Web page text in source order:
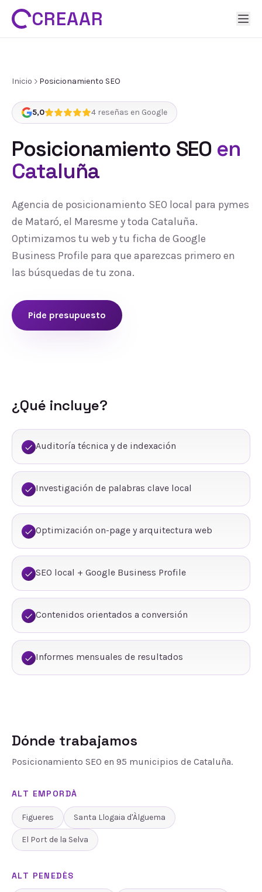
CREAAR
Inicio Posicionamiento SEO
5,0 4 reseñas en Google
Posicionamiento SEO en
Cataluña
Agencia de posicionamiento SEO local para pymes
de Mataró, el Maresme y toda Cataluña.
Optimizamos tu web y tu ficha de Google
Business Profile para que aparezcas primero en
las búsquedas de tu zona.
Pide presupuesto
¿Qué incluye?
Auditoría técnica y de indexación
Investigación de palabras clave local
Optimización on-page y arquitectura web
SEO local + Google Business Profile
Contenidos orientados a conversión
Informes mensuales de resultados
Dónde trabajamos
Posicionamiento SEO en 95 municipios de Cataluña.
ALT EMPORDÀ
Figueres Santa Llogaia d'Àlguema
El Port de la Selva
ALT PENEDÈS